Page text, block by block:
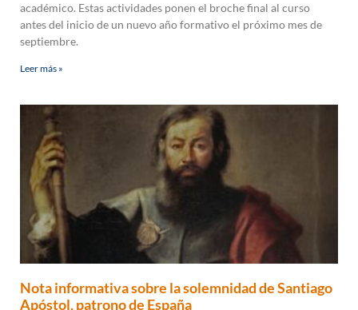
académico. Estas actividades ponen el broche final al curso
antes del inicio de un nuevo año formativo el próximo mes de
septiembre.
Leer más »
Nota informativa sobre la solemnidad de Santiago
Apóstol, patrono de España